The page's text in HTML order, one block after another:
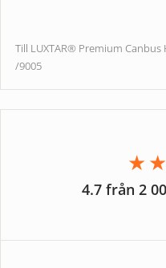
Till LUXTAR® Premium Canbus
/9005
4.7 från 2